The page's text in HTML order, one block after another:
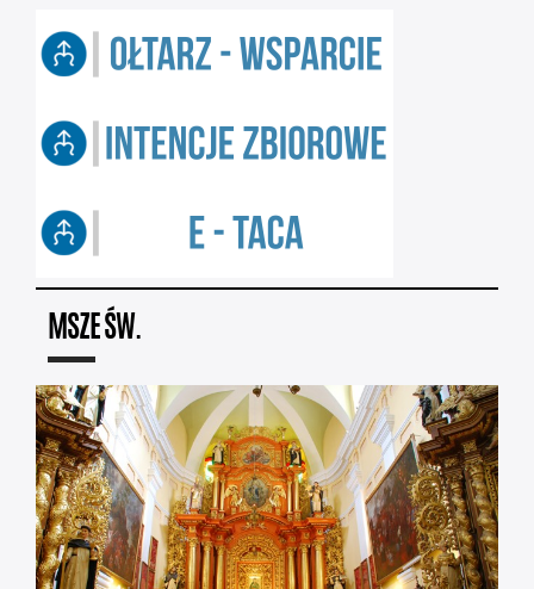
MSZE ŚW.